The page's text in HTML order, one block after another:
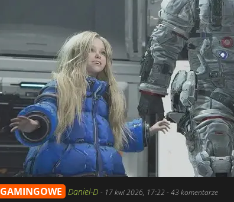
Daniel-D - 17 kwi 2026, 17:22 - 43 komentarze